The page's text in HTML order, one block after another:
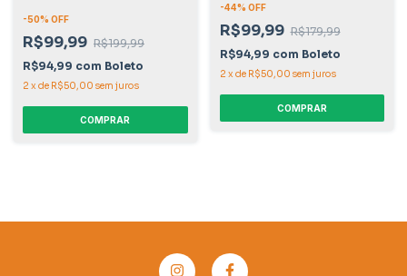
-50% OFF
R$99,99 R$199,99
R$94,99 com Boleto
2 x de R$50,00 sem juros
COMPRAR
-44% OFF
R$99,99 R$179,99
R$94,99 com Boleto
2 x de R$50,00 sem juros
COMPRAR